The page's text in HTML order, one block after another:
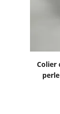
Colier